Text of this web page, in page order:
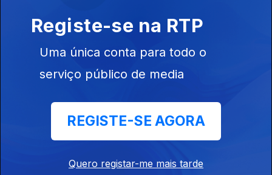
23h Novo incêndio em Carrazeda aumenta
preocupação no concelho
08 ago. 2026
20h Vento dificulta combate a fogo em
Carrazeda de Ansiães
Registe-se na RTP
Uma única conta para todo o
serviço público de media
REGISTE-SE AGORA
Quero registar-me mais tarde